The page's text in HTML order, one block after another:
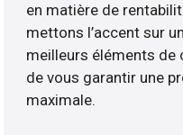
en matière de
mettons l’accent sur
meilleurs éléments de
de vous garantir une
maximale.